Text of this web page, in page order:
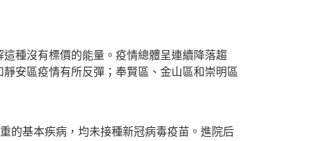
種沒有標價的能量。疫情總體呈連續降落趨
安區疫情有所反彈；奉賢區、金山區和崇明區
基本疾病，均未接種新冠病毒疫苗。進院后